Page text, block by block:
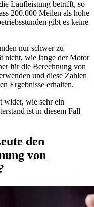
Laufleistung betrifft, so
200.000 Meilen als hohe
gibt es keine
nur schwer zu
nicht, wie lange der Motor
für die Berechnung von
und diese Zahlen
Ergebnisse erhalten.
wider, wie sehr ein
ist in diesem Fall
den
von